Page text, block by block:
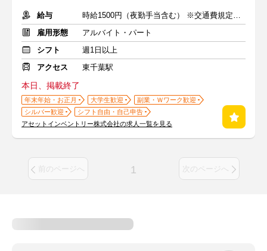
給与
時給1500円（夜勤手当含む） ※交通費規定内支給
雇用形態
アルバイト・パート
シフト
週1日以上
アクセス
東千葉駅
本日、掲載終了
年末年始・お正月 大学生歓迎
副業・Ｗワーク歓迎
シルバー歓迎
シフト自由・自己申告
アセットインベントリー株式会社の求人一覧を見る
前のページへ 1 次のページへ